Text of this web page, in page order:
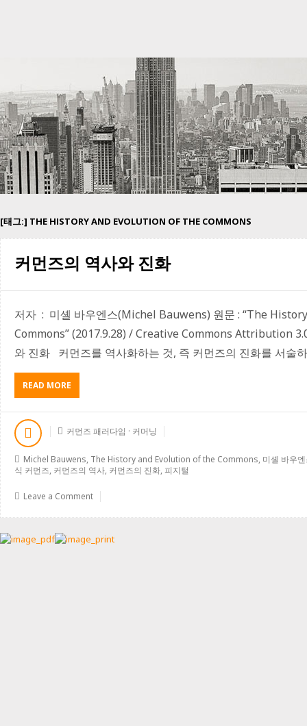
[태그:] THE HISTORY AND EVOLUTION OF THE COMMONS
커먼즈의 역사와 진화
저자 : 미셸 바우엔스(Michel Bauwens) 원문 : “The
Commons” (2017.9.28) / Creative Commons Attribution
와 진화 커먼즈를 역사화하는 것, 즉 커먼즈의 진화를 서술
READ MORE
B
O
T
먼
즈
역
사
진
커먼즈 패러다임 · 커머닝
Michel Bauwens, The History and Evolution of the Commons, 미셸 바우
식 커먼즈, 커먼즈의 역사, 커먼즈의 진화,피지털
Leave a Comment